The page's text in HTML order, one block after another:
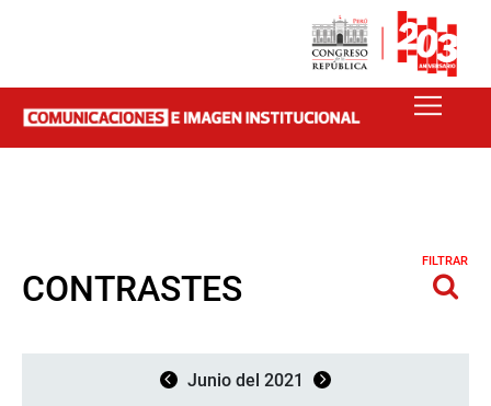
CONTRASTES
FILTRAR
Junio del 2021